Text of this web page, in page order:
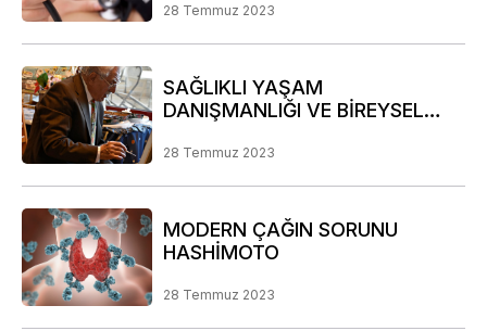
28 Temmuz 2023
SAĞLIKLI YAŞAM
DANIŞMANLIĞI VE BİREYSEL
28 Temmuz 2023
MODERN ÇAĞIN SORUNU
HASHİMOTO
28 Temmuz 2023